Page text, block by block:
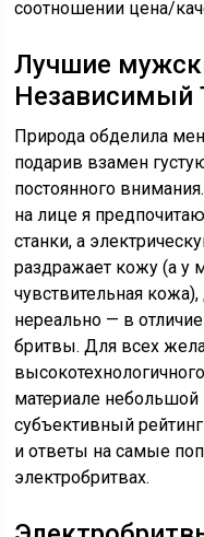
соотношении цена/
Лучшие
Независимый
Природа обделила
подарив взамен
постоянного
на лице я
станки, а
раздражает кожу (а у
чувствительная
нереально — в
бритвы. Для всех
материале небольшой
субъективный
и ответы на самые
электробритвах.